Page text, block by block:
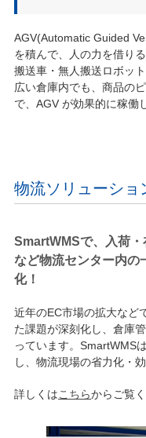
AGV(Automatic Guided
を積んで、人の力を借り
搬送車・無人搬送ロボット
広い倉庫内でも、商品の
で、AGV が効果的に稼働
物流ソリューショ
SmartWMSで、入荷
など物流センター内の
化！
近年のEC市場の拡大など
た課題が深刻化し、倉庫
っています。SmartWMS
し、物流現場の省力化・
詳しくはこちらからご覧